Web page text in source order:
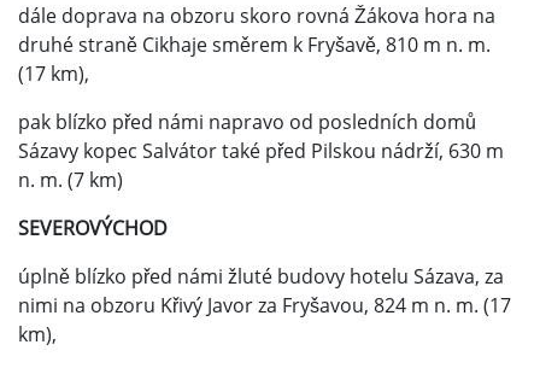
dále doprava na obzoru skoro rovná Žákova hora na
druhé straně Cikhaje směrem k Fryšavě, 810 m n. m.
(17 km),
pak blízko před námi napravo od posledních domů
Sázavy kopec Salvátor také před Pilskou nádrží, 630 m
n. m. (7 km)
SEVEROVÝCHOD
úplně blízko před námi žluté budovy hotelu Sázava, za
nimi na obzoru Křivý Javor za Fryšavou, 824 m n. m. (17
km),